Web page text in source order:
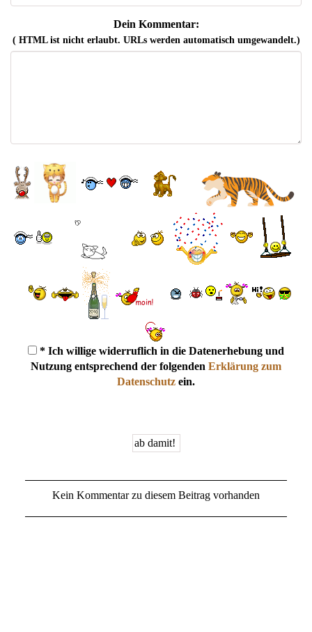
Dein Kommentar:
( HTML ist nichterlaubt. URLs werden automatisch umgewandelt.)
* Ich willige widerruflich in die Datenerhebung und
Nutzung entsprechend der folgenden Erklärung zum
Datenschutz ein.
Kein Kommentar zu diesem Beitrag vorhanden